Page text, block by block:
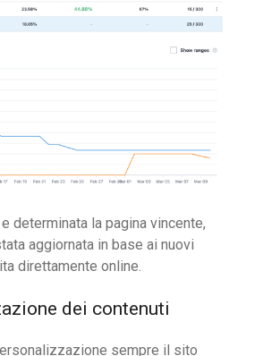
determinata la pagina vincente,
aggiornata in base ai nuovi
direttamente online.
dei contenuti
sempre il sito